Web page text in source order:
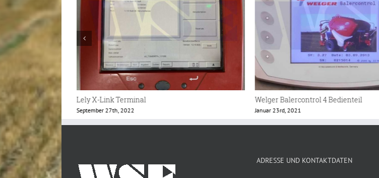
Welger Balercontrol 4 Bedienteil
Januar 23rd, 2021
Lely E-Link Plus Bedienteil
Juni 28th, 2020
ADRESSE UND KONTAKTDATEN